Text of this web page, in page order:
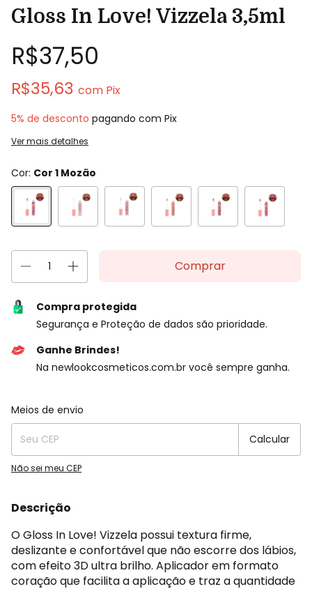
Gloss In Love! Vizzela 3,5ml
R$37,50
R$35,63 com Pix
5% de desconto pagando com Pix
Ver mais detalhes
Cor: Cor 1 Mozão
Compra protegida
Segurança e Proteção de dados são prioridade.
Ganhe Brindes!
Na newlookcosmeticos.com.br você sempre ganha.
Entregas para o CEP:
Meios de envio
Calcular
Não sei meu CEP
Descrição
O Gloss In Love! Vizzela possui textura firme,
deslizante e confortável que não escorre dos lábios,
com efeito 3D ultra brilho. Aplicador em formato
coração que facilita a aplicação e traz a quantidade